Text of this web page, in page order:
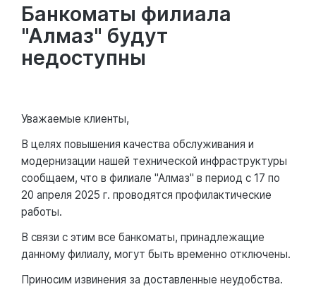
Банкоматы филиала
"Алмаз" будут
недоступны
Уважаемые клиенты,
В целях повышения качества обслуживания и
модернизации нашей технической инфраструктуры
сообщаем, что в филиале "Алмаз" в период с 17 по
20 апреля 2025 г. проводятся профилактические
работы.
В связи с этим все банкоматы, принадлежащие
данному филиалу, могут быть временно отключены.
Приносим извинения за доставленные неудобства.